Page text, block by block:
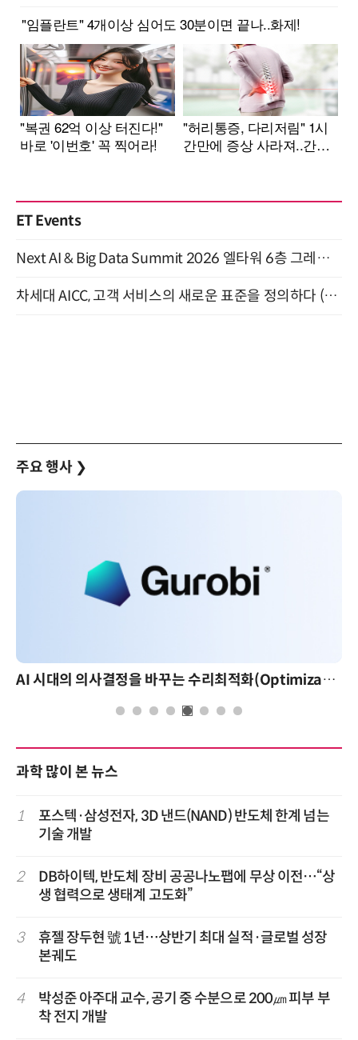
ET Events
Next AI & Big Data Summit 2026 엘타워 6층 그레이스홀 개최 (9/18)
차세대 AICC, 고객 서비스의 새로운 표준을 정의하다 (9/9)
주요 행사 ❯
AI 시대의 의사결정을 바꾸는 수리최적화(Optimization): 실제 산업 적용 사례와 활용 전략 AI 핀옵
과학 많이 본 뉴스
1
포스텍·삼성전자, 3D 낸드(NAND) 반도체 한계 넘는
기술 개발
2
DB하이텍, 반도체 장비 공공나노팹에 무상 이전…“상
생 협력으로 생태계 고도화”
3
휴젤 장두현 號 1년…상반기 최대 실적·글로벌 성장
본궤도
4
박성준 아주대 교수, 공기 중 수분으로 200㎛ 피부 부
착 전지 개발